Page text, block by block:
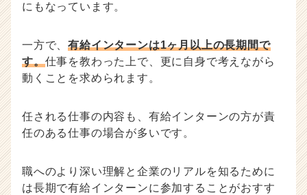
にもなっています。
一方で、有給インターンは1ヶ月以上の長期間で
す。仕事を教わった上で、更に自身で考えながら
動くことを求められます。
任される仕事の内容も、有給インターンの方が責
任のある仕事の場合が多いです。
職へのより深い理解と企業のリアルを知るために
は長期で有給インターンに参加することがおすす